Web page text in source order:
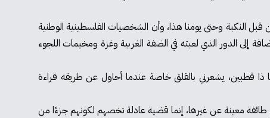
قبل النكبة وحتى يومنا هذا، وأن الشخصيات الفلسطينية الوطنية
إلى الدور الذي لعبته في الضفة الغربية وغزة ومخيمات اللجوء
قطبين، يشعرني بالقلق خاصة عندما أحاول عن طريقه قراءة
معينة عن غيرها، إنما قضية عادلة تخصهم لكونهم جزءًا من